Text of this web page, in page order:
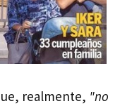
realmente, "no